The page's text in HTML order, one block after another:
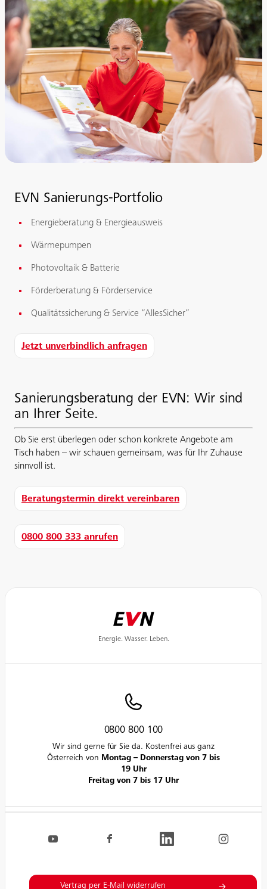
EVN Sanierungs-Portfolio
Energieberatung & Energieausweis
Wärmepumpen
Photovoltaik & Batterie
Förderberatung & Förderservice
Qualitätssicherung & Service “AllesSicher”
Jetzt unverbindlich anfragen
Sanierungsberatung der EVN: Wir sind
an Ihrer Seite.
Ob Sie erst überlegen oder schon konkrete Angebote am
Tisch haben – wir schauen gemeinsam, was für Ihr Zuhause
sinnvoll ist.
Beratungstermin direkt vereinbaren
0800 800 333 anrufen
Energie. Wasser. Leben.
0800 800 100
Wir sind gerne für Sie da. Kostenfrei aus ganz
Österreich von Montag – Donnerstag von 7 bis
19 Uhr
Freitag von 7 bis 17 Uhr
Vertrag per E-Mail widerrufen
Navigation.FooterSocialLinksLabel